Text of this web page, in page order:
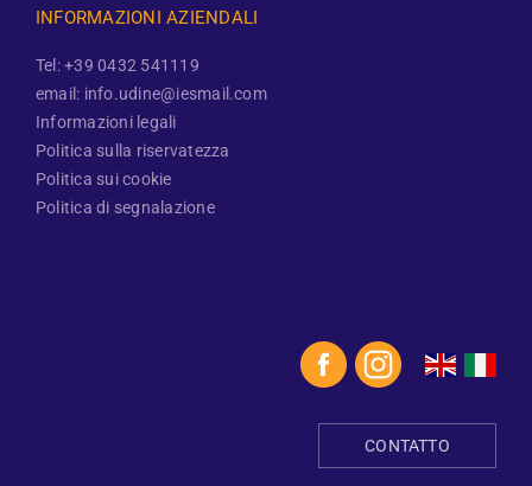
INFORMAZIONI AZIENDALI
Tel: +39 0432 541119
email: info.udine@iesmail.com
Informazioni legali
Politica sulla riservatezza
Politica sui cookie
Politica di segnalazione
CONTATTO